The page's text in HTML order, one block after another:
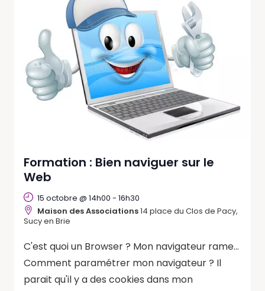
Formation : Bien naviguer sur le
Web
15 octobre @ 14h00 - 16h30
Maison des Associations14 place du Clos de Pacy,
Sucy en Brie
C'est quoi un Browser ? Mon navigateur rame...
Comment paramétrer mon navigateur ? Il
parait qu'il y a des cookies dans mon